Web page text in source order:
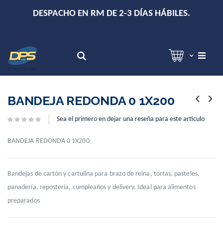
DESPACHO EN RM DE 2-3 DÍAS HÁBILES.
to
the
of
images
to
the
of
images
BANDEJA REDONDA 0 1X200
Sea el primero en dejar una reseña para este artículo
BANDEJA REDONDA 0 1X200
Bandejas de cartón y cartulina para brazo de reina, tortas, pasteles,
panadería, reposteria, cumpleaños y delivery. Ideal para alimentos
preparados